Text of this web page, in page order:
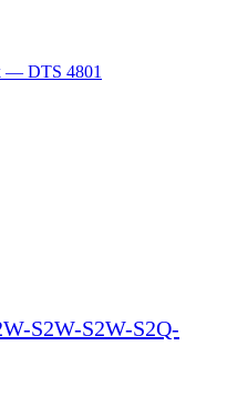
— DTS 4801
S2W-S2W-S2Q-